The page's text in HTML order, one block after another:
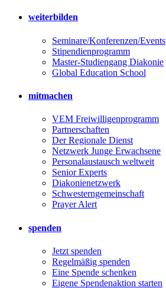
weiterbilden
Seminare/Konferenzen/Events
Stipendienprogramm
Master-Studiengang Diakonie
Global Education School
mitmachen
VEM Freiwilligenprogramm
Partnerschaften
Der Regionale Dienst
Netzwerk Junge Erwachsene
Personalaustausch weltweit
Senior Experts
Diakonienetzwerk
Schwesterngemeinschaft
Prayer Alert
spenden
Jetzt spenden
Regelmäßig spenden
Eine Spende schenken
Eigene Spendenaktion starten